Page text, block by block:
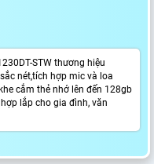
STW thương hiệu
nét,tích hợp mic và loa
cắm thẻ nhớ lên đến 128gb
lắp cho gia đình, văn